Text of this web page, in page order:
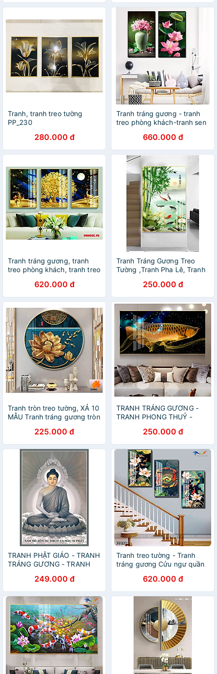
Tranh, tranh treo tường
PP_230
280.000 đ
Tranh tráng gương - tranh
treo phòng khách-tranh sen
660.000 đ
Tranh tráng gương, tranh
treo phòng khách, tranh treo
hươu cao cấp620.000 đ
Tranh Tráng Gương Treo
Tường ,Tranh Pha Lê, Tranh
250.000 đ
Tranh tròn treo tường, ️XẢ 10
MẪU Tranh tráng gương tròn
tranh tròn trang trí phòng
225.000 đ
TRANH TRÁNG GƯƠNG -
TRANH PHONG THUỶ -
KHÁCH - TRANH TRÁNG
GƯƠNG CÁ RỒNG PHONG
THUỶ(TẶNG KÈM ĐINH 3
CHÂN)
250.000 đ
TRANH PHẬT GIÁO - TRANH
TRÁNG GƯƠNG - TRANH
CA(TẶNG KÈM ĐINH 3
CHÂN)
249.000 đ
Tranh treo tường - Tranh
tráng gương Cửu ngư quần
620.000 đ